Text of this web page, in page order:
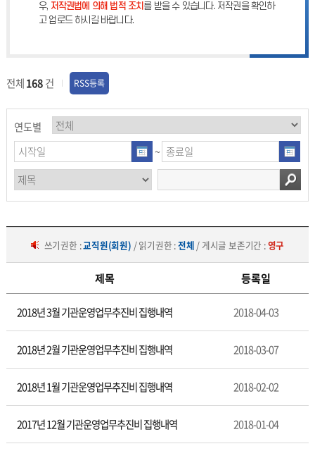
우, 저작권법에 의해 법적 조치 를 받을 수 있습니다. 저작권을 확인하
고 업로드 하시길 바랍니다.
전체168건 RSS등록
연도별
~
쓰기권한 :교직원(회원) / 읽기권한 :전체 / 게시글 보존기간 :영구
추
제목 등록일
2018년 3월 기관운영업무추진비 집행내역 2018-04-03
2018년 2월 기관운영업무추진비 집행내역 2018-03-07
2018년 1월 기관운영업무추진비 집행내역 2018-02-02
2017년 12월 기관운영업무추진비 집행내역 2018-01-04